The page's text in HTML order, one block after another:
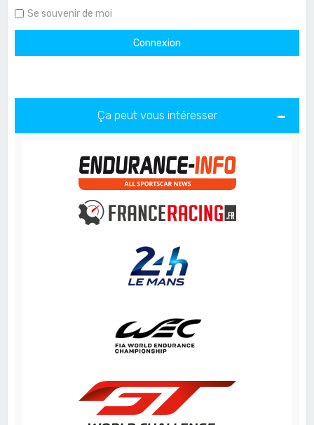
Se souvenir de moi
Ça peut vous intéresser